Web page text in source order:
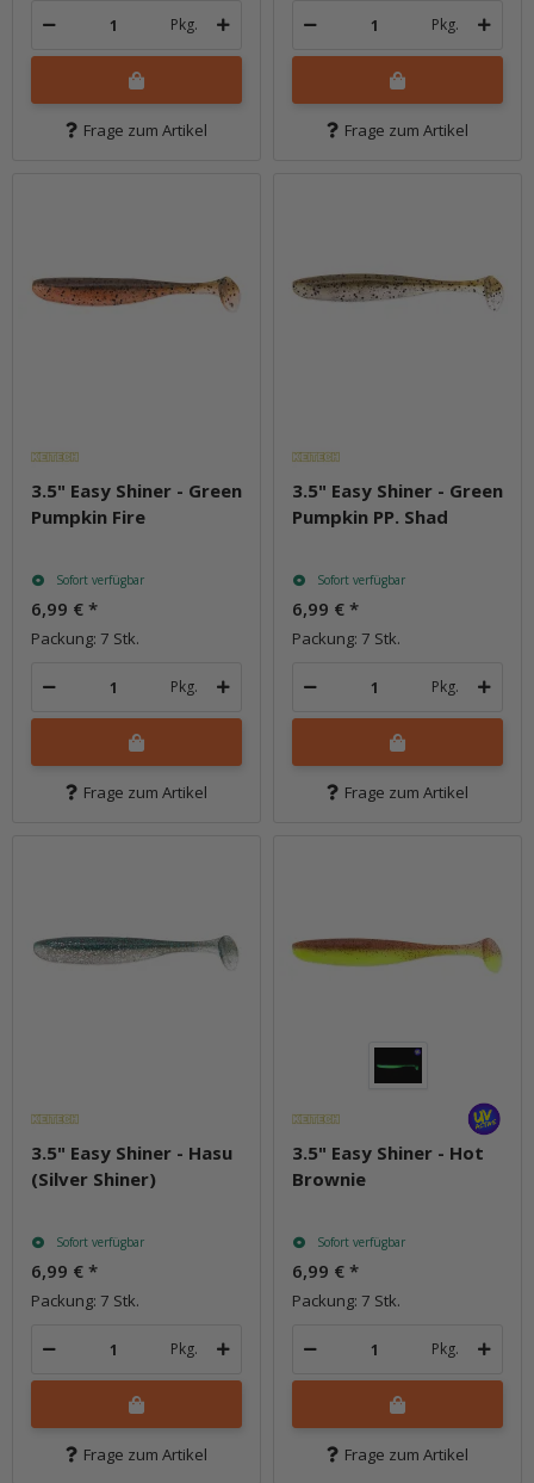
Pkg.
Frage zum Artikel
Pkg.
Frage zum Artikel
3.5" Easy Shiner - Green
Pumpkin Fire
Sofort verfügbar
6,99 € *
Packung: 7 Stk.
Pkg.
Frage zum Artikel
3.5" Easy Shiner - Green
Pumpkin PP. Shad
Sofort verfügbar
6,99 € *
Packung: 7 Stk.
Pkg.
Frage zum Artikel
3.5" Easy Shiner - Hasu
(Silver Shiner)
Sofort verfügbar
6,99 € *
Packung: 7 Stk.
Pkg.
Frage zum Artikel
3.5" Easy Shiner - Hot
Brownie
Sofort verfügbar
6,99 € *
Packung: 7 Stk.
Pkg.
Frage zum Artikel